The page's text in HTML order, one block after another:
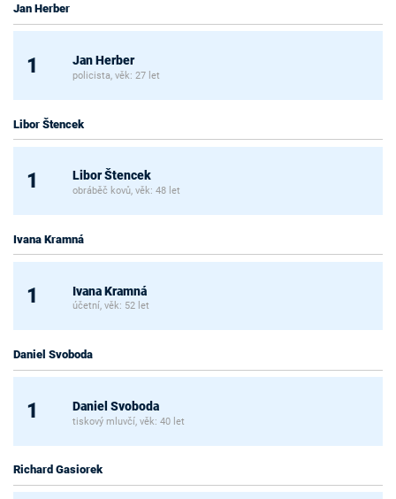
Jan Herber
1 Jan Herber
policista, věk: 27 let
Libor Štencek
1 Libor Štencek
obráběč kovů, věk: 48 let
Ivana Kramná
1 Ivana Kramná
účetní, věk: 52 let
Daniel Svoboda
1 Daniel Svoboda
tiskový mluvčí, věk: 40 let
Richard Gasiorek